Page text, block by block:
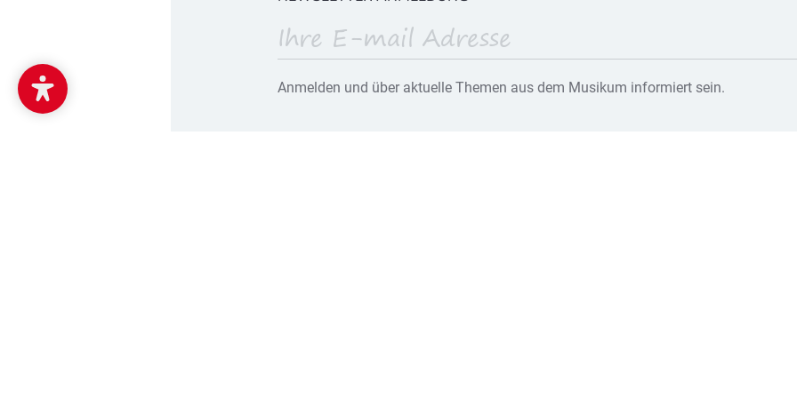
Anmelden und über aktuelle Themen aus dem Musikum informiert sein.